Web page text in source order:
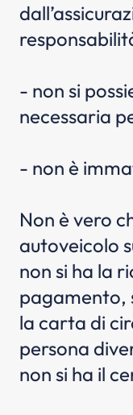
- non si
necessaria
- non è
Non è vero
autoveicolo
non si ha la
pagamento,
la carta di
persona
non si ha il